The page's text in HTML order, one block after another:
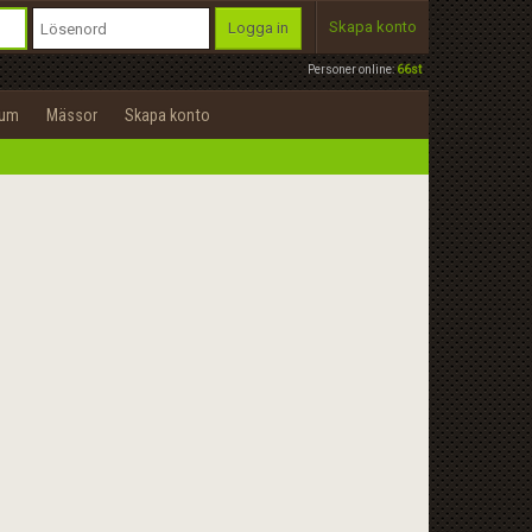
Personer online:66st
Logga in Skapa konto
Mässor Skapa konto